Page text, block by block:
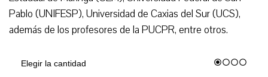
Pablo (UNIFESP), Universidad de Caxias del Sur (UCS),
además de los profesores de la PUCPR, entre otros.